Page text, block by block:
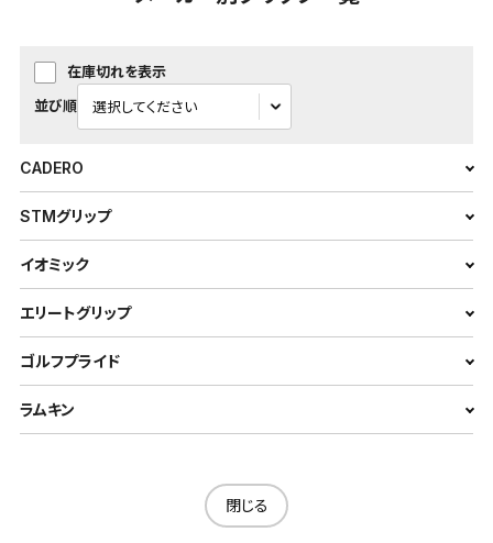
在庫切れを表示
並び順
CADERO
STMグリップ
イオミック
エリートグリップ
ゴルフプライド
ラムキン
閉じる